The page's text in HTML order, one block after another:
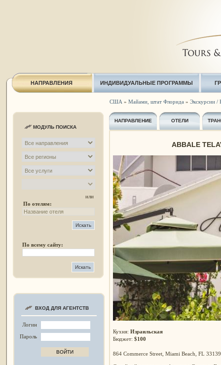
НАПРАВЛЕНИЯ ИНДИВИДУАЛЬНЫЕ ПРОГРАММЫ
МОДУЛЬ ПОИСКА
или
По отелям:
По всему сайту:
ВХОД ДЛЯ АГЕНТСТВ
Логин
Пароль
США » Майами, штат Флорида » Экскурсии /
НАПРАВЛЕНИЕ ОТЕЛИ
ABBALE
Кухня: Израильская
Бюджет: $100
864 Commerce Street, Miami Beach, FL 33139